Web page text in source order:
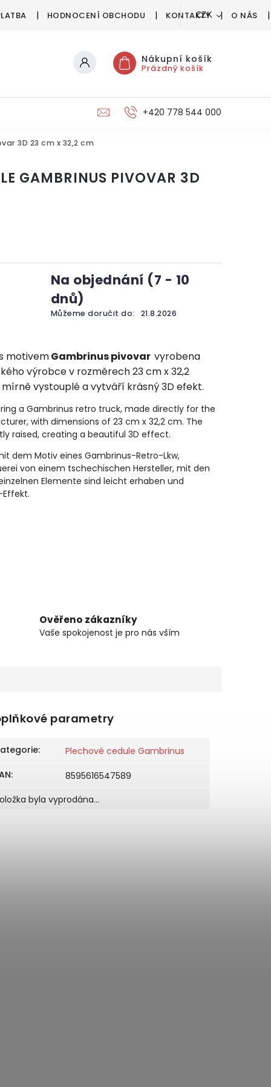
HODNOCENÍ OBCHODU KONTAKTY O NÁS
CZK
Nákupní košík
Prázdný košík
+420 778 544 000
3D 23 cm x 32,2 cm
GAMBRINUS PIVOVAR 3D
Na objednání (7 - 10
dnů)
Můžeme doručit do: 21.8.2026
motivemGambrinus pivovar vyrobena
výrobce v rozměrech 23 cm x 32,2
vystouplé a vytváří krásný 3D efekt.
a Gambrinus retro truck, made directly for the
with dimensions of 23 cm x 32,2 cm. The
raised, creating a beautiful 3D effect.
dem Motiv eines Gambrinus-Retro-Lkw,
von einem tschechischen Hersteller, mit den
Elemente sind leicht erhaben und
Ověřeno zákazníky
Vaše spokojenost je pro nás vším
parametry
:
Plechové cedule Gambrinus
:
8595616547589
byla vyprodána…